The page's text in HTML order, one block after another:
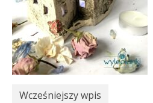
Wcześniejszy wpis